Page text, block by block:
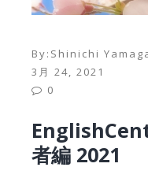
By: Shinichi
3月 24, 2021
0
者編 2021